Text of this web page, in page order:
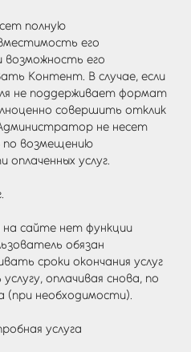
полную
его
его
Контент. В случае, если
не поддерживает формат
совершить отклик
не несет
по возмещению
услуг.
на сайте нет функции
обязан
сроки окончания услуг
оплачивая снова, по
необходимости).
услуга